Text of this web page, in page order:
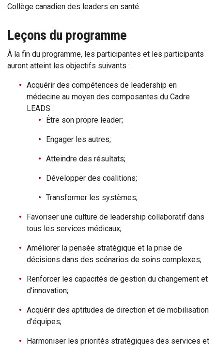
Collège canadien des leaders en santé.
Leçons du programme
À la fin du programme, les participantes et les participants
auront atteint les objectifs suivants :
Acquérir des compétences de leadership en
médecine au moyen des composantes du Cadre
LEADS :
Être son propre leader;
Engager les autres;
Atteindre des résultats;
Développer des coalitions;
Transformer les systèmes;
Favoriser une culture de leadership collaboratif dans
tous les services médicaux;
Améliorer la pensée stratégique et la prise de
décisions dans des scénarios de soins complexes;
Renforcer les capacités de gestion du changement et
d’innovation;
Acquérir des aptitudes de direction et de mobilisation
d’équipes;
Harmoniser les priorités stratégiques des services et